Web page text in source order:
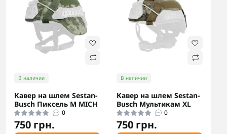
В наличии
Кавер на шлем Sestan-
Busch Пиксель M MICH
0
750 грн.
В наличии
Кавер на шлем Sestan-
Busch Мультикам XL
0
750 грн.